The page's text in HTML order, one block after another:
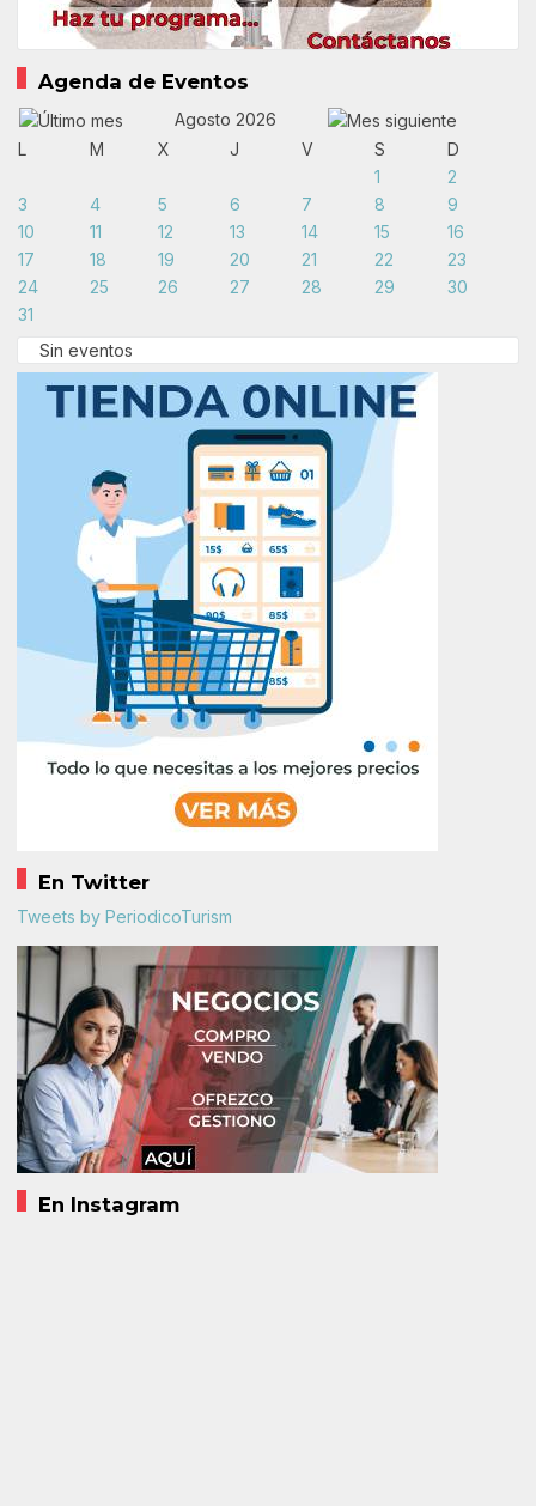
Agenda de Eventos
Agosto 2026
L
M X J V S
D
1
2
3
4 5 6 7 8
9
10
11 12 13 14 15
16
17
18 19 20 21 22
23
24
25 26 27 28 29
30
31
Sin eventos
En Twitter
Tweets by PeriodicoTurism
En Instagram